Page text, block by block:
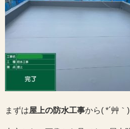
まずは屋上の防水工事から( *´艸｀)